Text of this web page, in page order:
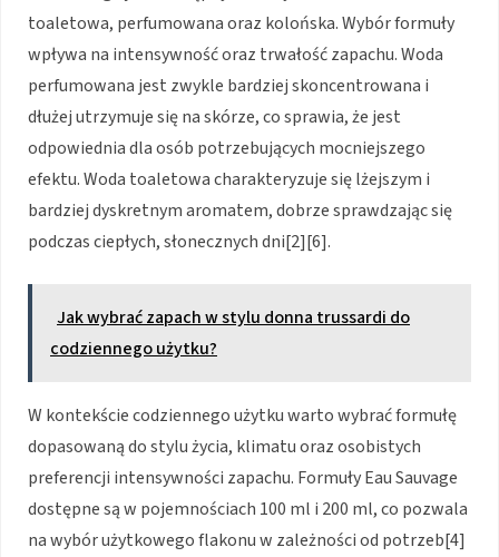
toaletowa, perfumowana oraz kolońska. Wybór formuły
wpływa na intensywność oraz trwałość zapachu. Woda
perfumowana jest zwykle bardziej skoncentrowana i
dłużej utrzymuje się na skórze, co sprawia, że jest
odpowiednia dla osób potrzebujących mocniejszego
efektu. Woda toaletowa charakteryzuje się lżejszym i
bardziej dyskretnym aromatem, dobrze sprawdzając się
podczas ciepłych, słonecznych dni[2][6].
Jak wybrać zapach w stylu donna trussardi do
codziennego użytku?
W kontekście codziennego użytku warto wybrać formułę
dopasowaną do stylu życia, klimatu oraz osobistych
preferencji intensywności zapachu. Formuły Eau Sauvage
dostępne są w pojemnościach 100 ml i 200 ml, co pozwala
na wybór użytkowego flakonu w zależności od potrzeb[4]